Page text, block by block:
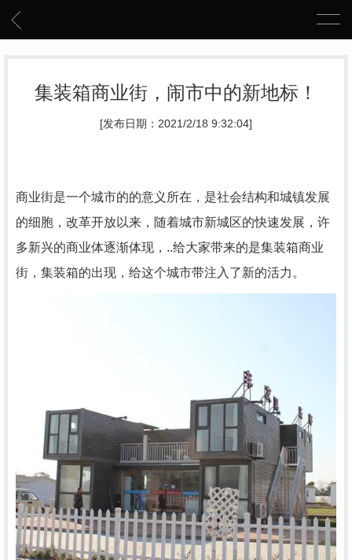
集装箱商业街，闹市中的新地标！
[发布日期：2021/2/18 9:32:04]
商业街是一个城市的的意义所在，是社会结构和城镇发展
的细胞，改革开放以来，随着城市新城区的快速发展，许
多新兴的商业体逐渐体现，..给大家带来的是集装箱商业
街，集装箱的出现，给这个城市带注入了新的活力。